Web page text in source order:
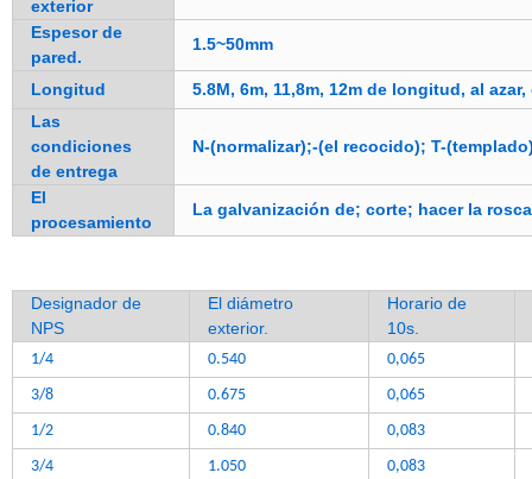
exterior
Espesor de
pared.
1.5~50mm
Longitud
5.8M, 6m, 11,8m, 12m de longitud, al
Las
condiciones
de entrega
N-(normalizar);-(el recocido); T-
El
procesamiento
La galvanización de; corte; hacer la
Designador de
NPS
El diámetro
exterior.
Horario de
10s.
1/4 0.540
0,065
3/8
0.675
0,065
1/2
0.840
0,083
3/4
1.050
0,083